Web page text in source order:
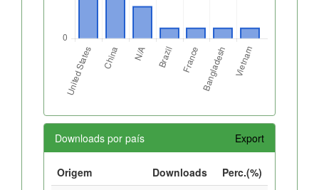
Downloads por país Export
Origem Downloads
Perc.(%)